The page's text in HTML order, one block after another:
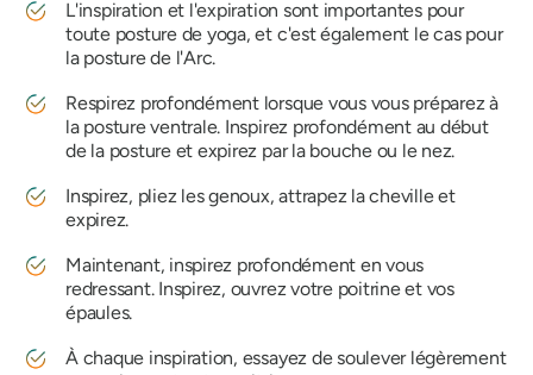
L'inspiration et l'expiration sont importantes pour
toute posture de yoga, et c'est également le cas pour
la posture de l'Arc.
Respirez profondément lorsque vous vous préparez à
la posture ventrale. Inspirez profondément au début
de la posture et expirez par la bouche ou le nez.
Inspirez, pliez les genoux, attrapez la cheville et
expirez.
Maintenant, inspirez profondément en vous
redressant. Inspirez, ouvrez votre poitrine et vos
épaules.
À chaque inspiration, essayez de soulever légèrement